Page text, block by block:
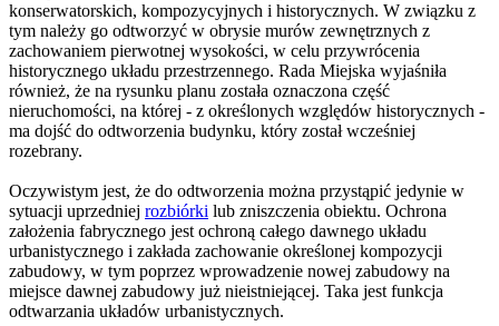
konserwatorskich, kompozycyjnych i historycznych. W związku z
tym należy go odtworzyć w obrysie murów zewnętrznych z
zachowaniem pierwotnej wysokości, w celu przywrócenia
historycznego układu przestrzennego. Rada Miejska wyjaśniła
również, że na rysunku planu została oznaczona część
nieruchomości, na której - z określonych względów historycznych -
ma dojść do odtworzenia budynku, który został wcześniej
rozebrany.
Oczywistym jest, że do odtworzenia można przystąpić jedynie w
sytuacji uprzedniej rozbiórki lub zniszczenia obiektu. Ochrona
założenia fabrycznego jest ochroną całego dawnego układu
urbanistycznego i zakłada zachowanie określonej kompozycji
zabudowy, w tym poprzez wprowadzenie nowej zabudowy na
miejsce dawnej zabudowy już nieistniejącej. Taka jest funkcja
odtwarzania układów urbanistycznych.